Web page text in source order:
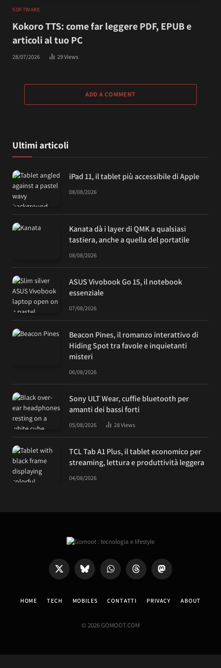
SOFTWARE
Kokoro TTS: come far leggere PDF, EPUB e
articoli al tuo PC
28/07/2026 29Views
ADD A COMMENT
Ultimi articoli
iPad 11, il tablet più accessibile di Apple
08/08/2026
Kanata dà i layer di QMK a qualsiasi
tastiera, anche a quella del portatile
08/08/2026
ASUS Vivobook Go 15, il notebook
essenziale
07/08/2026
Beacon Pines, il romanzo interattivo di
Hiding Spot tra favole e inquietanti
misteri
06/08/2026
Sony ULT Wear, cuffie bluetooth per
amanti dei bassi forti
05/08/2026 28Views
TCL Tab A1 Plus, il tablet economico per
streaming, lettura e produttività leggera
04/08/2026
X
Bluesky WhatsAppThreads Mastodon
HOME TECH MOBILES CONTATTI PRIVACY ABOUT
© 2026 GOMOOT.COM